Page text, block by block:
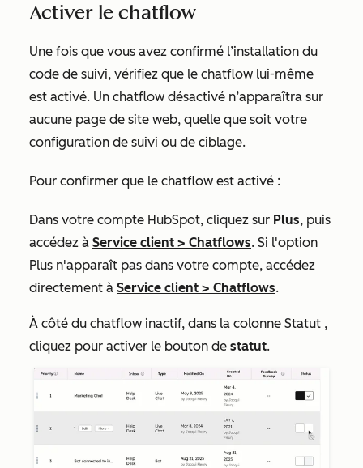
Activer le chatflow
Une fois que vous avez confirmé l’installation du
code de suivi, vérifiez que le chatflow lui-même
est activé. Un chatflow désactivé n’apparaîtra sur
aucune page de site web, quelle que soit votre
configuration de suivi ou de ciblage.
Pour confirmer que le chatflow est activé :
Dans votre compte HubSpot, cliquez sur Plus, puis
accédez à Service client > Chatflows. Si l'option
Plus n'apparaît pas dans votre compte, accédez
directement à Service client > Chatflows.
À côté du chatflow inactif, dans la colonne Statut ,
cliquez pour activer le bouton de statut.